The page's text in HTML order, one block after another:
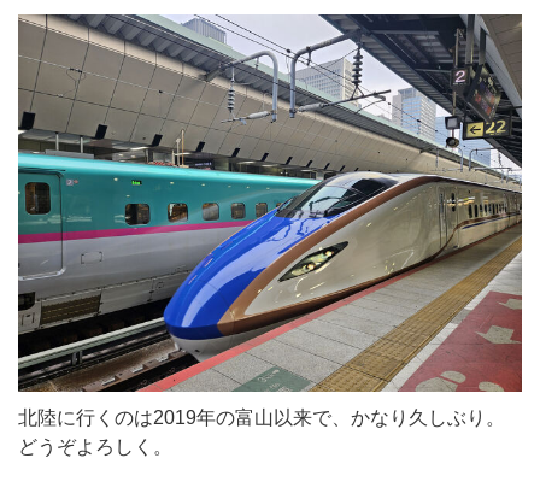
北陸に行くのは2019年の富山以来で、かなり久しぶり。
どうぞよろしく。